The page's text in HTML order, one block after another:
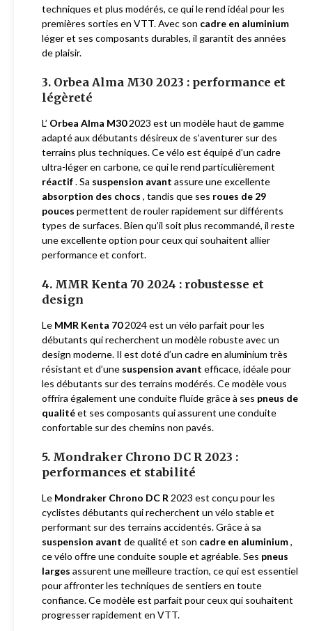
techniques et plus modérés, ce qui le rend idéal pour les
premières sorties en VTT. Avec son cadre en aluminium
léger et ses composants durables, il garantit des années
de plaisir.
3. Orbea Alma M30 2023 : performance et
légèreté
L’ Orbea Alma M302023 est un modèle haut de gamme
adapté aux débutants désireux de s’aventurer sur des
terrains plus techniques. Ce vélo est équipé d’un cadre
ultra-léger en carbone, ce qui le rend particulièrement
réactif. Sa suspension avant assure une excellente
absorption des chocs , tandis que ses roues de 29
pouces permettent de rouler rapidement sur différents
types de surfaces. Bien qu’il soit plus recommandé, il reste
une excellente option pour ceux qui souhaitent allier
performance et confort.
4. MMR Kenta 70 2024 : robustesse et
design
Le MMR Kenta 702024 est un vélo parfait pour les
débutants qui recherchent un modèle robuste avec un
design moderne. Il est doté d’un cadre en aluminium très
résistant et d’une suspension avant efficace, idéale pour
les débutants sur des terrains modérés. Ce modèle vous
offrira également une conduite fluide grâce à ses pneus de
qualitéet ses composants qui assurent une conduite
confortable sur des chemins non pavés.
5. Mondraker Chrono DC R 2023 :
performances et stabilité
Le Mondraker Chrono DC R 2023 est conçu pour les
cyclistes débutants qui recherchent un vélo stable et
performant sur des terrains accidentés. Grâce à sa
suspension avant de qualité et son cadre en aluminium,
ce vélo offre une conduite souple et agréable. Ses pneus
larges assurent une meilleure traction, ce qui est essentiel
pour affronter les techniques de sentiers en toute
confiance. Ce modèle est parfait pour ceux qui souhaitent
progresser rapidement en VTT.